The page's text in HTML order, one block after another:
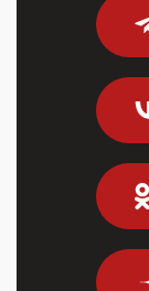
05:52, 10 Апреля
Тем
Он это ...
04:47, 10 Апреля
ИНН для
логических
переводах по
03:35, 10 Апреля
крупных
млрд руб. ...